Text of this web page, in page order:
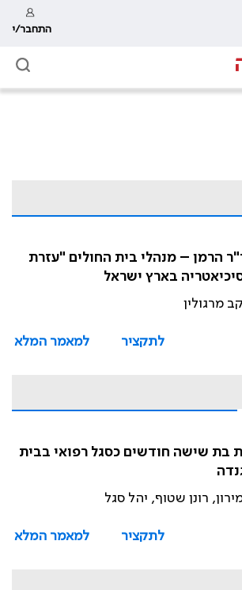
התחבר/י
הרמן – מנהלי בית החולים "עזרת
בארץ ישראל
מרגולין
לתקציר
למאמר המלא
בת שישה חודשים כסגל רפואי בבית
רונן שטוף, יהל סגל
לתקציר
למאמר המלא